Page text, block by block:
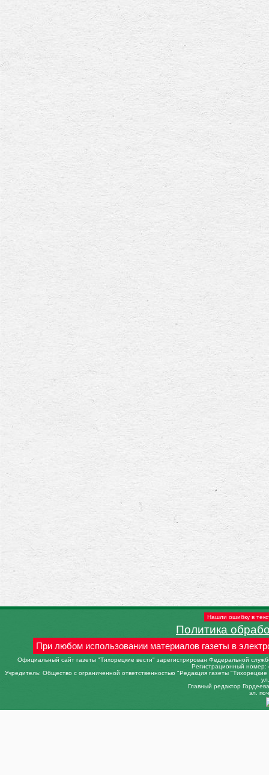
Нашли ошибку в
Политика
При любом использовании материалов газеты в
Официальный сайт газеты "Тихорецкие вести" зарегистрирован Федеральной
Регистрационный
Учредитель: Общество с ограниченной ответственностью "Редакция газеты
Главный редактор
эл.